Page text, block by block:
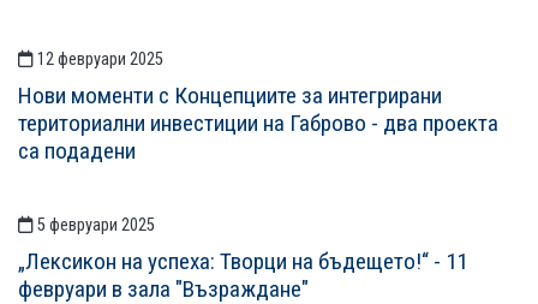
12 февруари 2025
Нови моменти с Концепциите за интегрирани
териториални инвестиции на Габрово - два проекта
са подадени
5 февруари 2025
„Лексикон на успеха: Творци на бъдещето!“ - 11
февруари в зала "Възраждане"